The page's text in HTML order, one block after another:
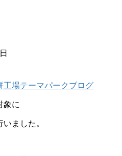
工場テーマパークブログ
象に
ました。